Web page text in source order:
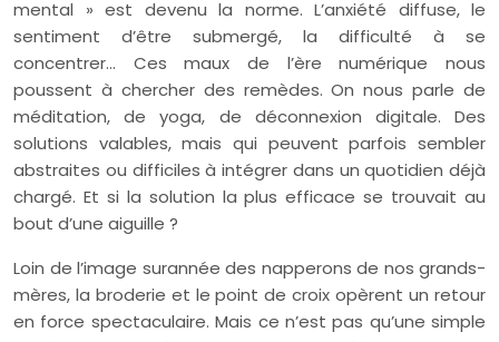
mental » est devenu la norme. L’anxiété diffuse, le
sentiment d’être submergé, la difficulté à se
concentrer… Ces maux de l’ère numérique nous
poussent à chercher des remèdes. On nous parle de
méditation, de yoga, de déconnexion digitale. Des
solutions valables, mais qui peuvent parfois sembler
abstraites ou difficiles à intégrer dans un quotidien déjà
chargé. Et si la solution la plus efficace se trouvait au
bout d’une aiguille ?
Loin de l’image surannée des napperons de nos grands-
mères, la broderie et le point de croix opèrent un retour
en force spectaculaire. Mais ce n’est pas qu’une simple